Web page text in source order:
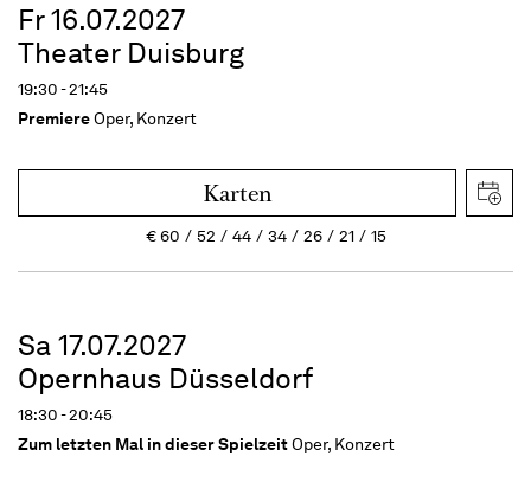
Fr 16.07.2027
Theater Duisburg
19:30 - 21:45
PremiereOper, Konzert
Karten
€60 52 44 34 26 21 15
Sa 17.07.2027
Opernhaus Düsseldorf
18:30 - 20:45
Zum letzten Mal in dieser SpielzeitOper, Konzert